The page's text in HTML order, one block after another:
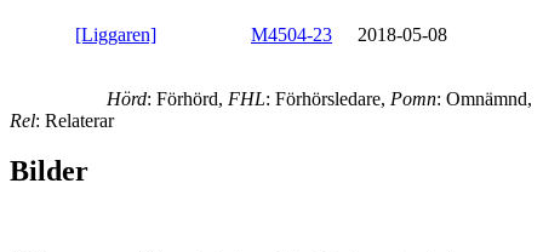
[Liggaren] M4504-23 2018-05-08
Hörd: Förhörd, FHL: Förhörsledare, Pomn: Omnämnd,
Rel: Relaterar
Bilder